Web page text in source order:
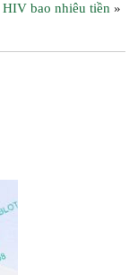
bao nhiêu tiền »